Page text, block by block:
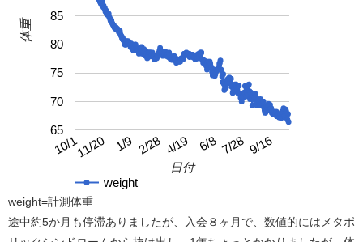
weight
10/111/20 1/9 2/28 4/19 6/8 7/28 9/16
65
70
75
80
85
日付
体重
weight=計測体重
途中約5か月も停滞ありましたが、入会８ヶ月で、数値的にはメタボ